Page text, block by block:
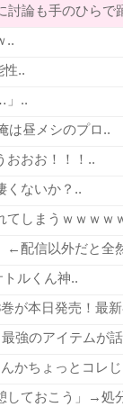
討論も手のひらで
..
性..
」..
は昼メシのプロ..
おおお！！！..
くないか？..
てしまうｗｗｗｗ
←配信以外だと全
ルくん神..
が本日発売！最
強のアイテムが
かちょっとコレ
しておこう」→処